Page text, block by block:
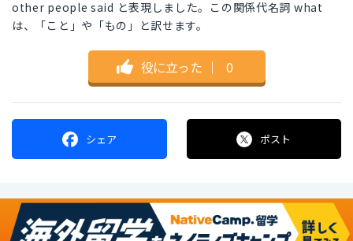
other people said と表現しました。この関係代名詞 what
は、「こと」や「もの」と訳せます。
役に立った ｜ 0
シェア ポスト